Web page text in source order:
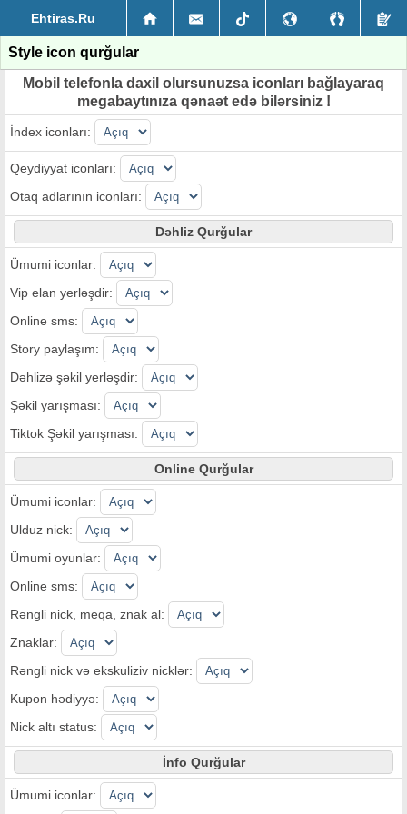
Ehtiras.Ru
Style icon qurğular
Mobil telefonla daxil olursunuzsa iconları bağlayaraq
megabaytınıza qənaət edə bilərsiniz !
İndex iconları:
Qeydiyyat iconları:
Otaq adlarının iconları:
Dəhliz Qurğular
Ümumi iconlar:
Vip elan yerləşdir:
Online sms:
Story paylaşım:
Dəhlizə şəkil yerləşdir:
Şəkil yarışması:
Tiktok Şəkil yarışması:
Online Qurğular
Ümumi iconlar:
Ulduz nick:
Ümumi oyunlar:
Online sms:
Rəngli nick, meqa, znak al:
Znaklar:
Rəngli nick və ekskuliziv nicklər:
Kupon hədiyyə:
Nick altı status:
İnfo Qurğular
Ümumi iconlar: